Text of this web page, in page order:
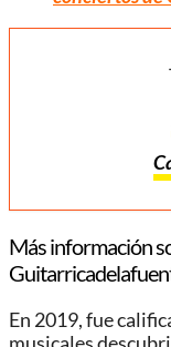
Más información
En 2019, fue